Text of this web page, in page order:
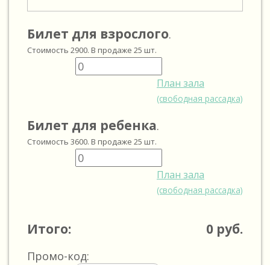
Билет для взрослого.
Стоимость 2900. В продаже 25 шт.
План зала
(свободная рассадка)
Билет для ребенка.
Стоимость 3600. В продаже 25 шт.
План зала
(свободная рассадка)
Итого: 0 руб.
Промо-код: